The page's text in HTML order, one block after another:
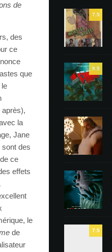
de
des
ce
que
la
Jane
sont des
ce
effets
le
de
7.5
9.5
7.5